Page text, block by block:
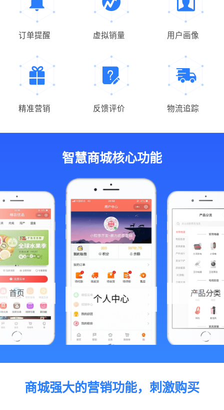
订单提醒 虚拟销量 用户画像
精准营销 反馈评价 物流追踪
智慧商城核心功能
个人中心 产品分类
首页
商城强大的营销功能，刺激购买